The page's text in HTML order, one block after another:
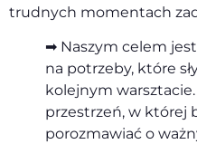
trudnych momentach
➡ Naszym celem
na potrzeby, które
kolejnym
przestrzeń, w której
porozmawiać o